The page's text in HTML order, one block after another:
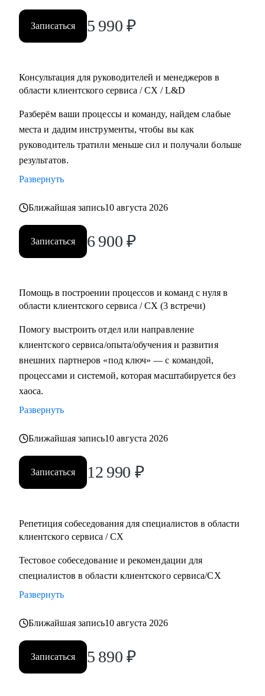
Записаться 5 990 ₽
Консультация для руководителей и менеджеров в
области клиентского сервиса / СХ / L&D
Разберём ваши процессы и команду, найдем слабые
места и дадим инструменты, чтобы вы как
руководитель тратили меньше сил и получали больше
результатов.
Развернуть
Ближайшая запись10 августа 2026
Записаться 6 900 ₽
Помощь в построении процессов и команд с нуля в
области клиентского сервиса / СХ (3 встречи)
Помогу выстроить отдел или направление
клиентского сервиса/опыта/обучения и развития
внешних партнеров «под ключ» — с командой,
процессами и системой, которая масштабируется без
хаоса.
Развернуть
Ближайшая запись10 августа 2026
Записаться 12 990 ₽
Репетиция собеседования для специалистов в области
клиентского сервиса / СХ
Тестовое собеседование и рекомендации для
специалистов в области клиентского сервиса/СХ
Развернуть
Ближайшая запись10 августа 2026
Записаться 5 890 ₽